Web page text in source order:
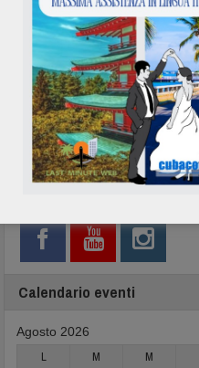
Network
Calendario eventi
Agosto 2026
L M M